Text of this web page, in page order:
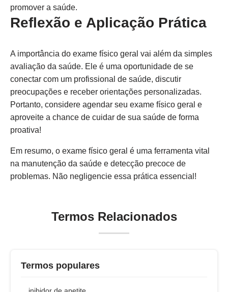
promover a saúde.
Reflexão e Aplicação Prática
A importância do exame físico geral vai além da simples
avaliação da saúde. Ele é uma oportunidade de se
conectar com um profissional de saúde, discutir
preocupações e receber orientações personalizadas.
Portanto, considere agendar seu exame físico geral e
aproveite a chance de cuidar de sua saúde de forma
proativa!
Em resumo, o exame físico geral é uma ferramenta vital
na manutenção da saúde e detecção precoce de
problemas. Não negligencie essa prática essencial!
Termos Relacionados
Termos populares